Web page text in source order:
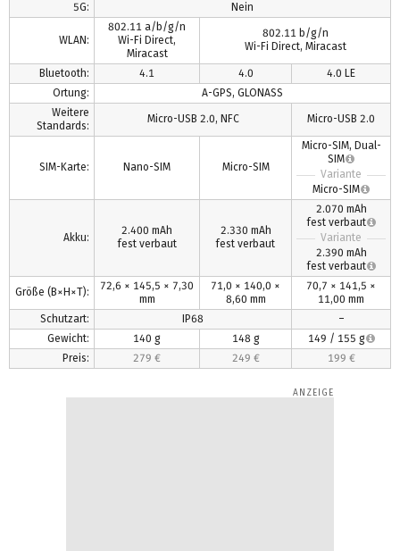
5G:
Nein
WLAN:
802.11 a/b/g/n
Wi-Fi Direct,
Miracast
802.11 b/g/n
Wi-Fi Direct, Miracast
Bluetooth: 4.1 4.0
4.0 LE
Ortung:
A-GPS, GLONASS
Weitere
Standards:
Micro-USB 2.0, NFC Micro-USB 2.0
SIM-Karte: Nano-SIM Micro-SIM
Micro-SIM, Dual-
SIM
Variante
Micro-SIM
Akku:
2.400 mAh
fest verbaut
2.330 mAh
fest verbaut
2.070 mAh
fest verbaut
Variante
2.390 mAh
fest verbaut
Größe (B×H×T):
72,6 × 145,5 × 7,30
mm
71,0 × 140,0 ×
8,60 mm
70,7 × 141,5 ×
11,00 mm
Schutzart:
IP68
–
Gewicht:
140 g 148 g
149 / 155 g
Preis:
279 € 249 € 199 €